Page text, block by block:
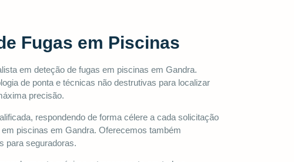
Fugas em Piscinas
em deteção de fugas em piscinas em Gandra.
de ponta e técnicas não destrutivas para localizar
precisão.
respondendo de forma célere a cada solicitação
piscinas em Gandra. Oferecemos também
para seguradoras.